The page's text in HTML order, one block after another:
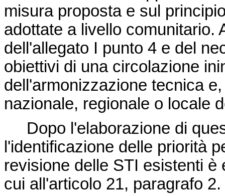
misura proposta e sul
adottate a livello comunitario.
dell'allegato I punto 4 e del
obiettivi di una circolazione
dell'armonizzazione tecnica
nazionale, regionale o locale
Dopo l'elaborazione di
l'identificazione delle priorità
revisione delle STI esistenti
cui all'articolo 21, paragrafo 2.